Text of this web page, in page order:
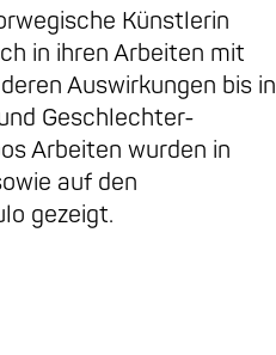
Künstlerin
in ihren Arbeiten mit
Auswirkungen bis in
Geschlechter-
Arbeiten wurden in
auf den
gezeigt.